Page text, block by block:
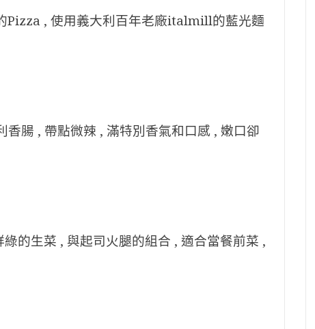
Pizza , 使用義大利百年老廠italmill的藍光麵
香腸 , 帶點微辣 , 滿特別香氣和口感 , 嫩口卻
的生菜 , 與起司火腿的組合 , 適合當餐前菜 ,